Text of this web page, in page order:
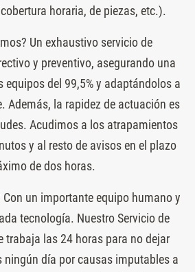
horaria, de piezas, etc.).
Un exhaustivo servicio de
y preventivo, asegurando una
del 99,5% y adaptándolos a
Además, la rapidez de actuación es
Acudimos a los atrapamientos
y al resto de avisos en el plazo
de dos horas.
un importante equipo humano y
tecnología. Nuestro Servicio de
trabaja las 24 horas para no dejar
ningún día por causas imputables a